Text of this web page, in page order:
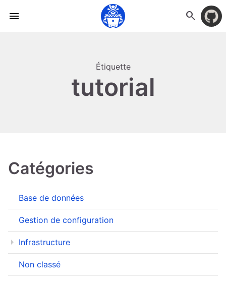
menu search
Étiquette
tutorial
Catégories
Base de données
Gestion de configuration
Infrastructure
Non classé